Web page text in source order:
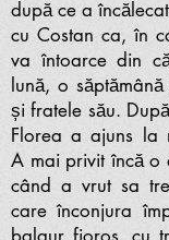
după ce a
cu Costan ca, în
va întoarce din
lună, o
și fratele său.
Florea a ajuns la
A mai privit încă o
când a vrut sa
care înconjura